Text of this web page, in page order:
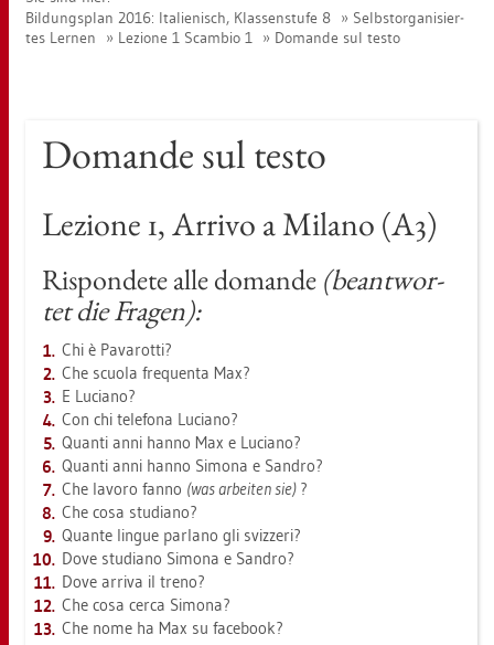
Bil­dungs­plan 2016: Ita­lie­nisch, Klas­sen­stu­fe 8
Selbst­or­ga­ni­sier­
tes Ler­nen
Le­zio­ne 1 Scam­bio 1 Do­man­de sul testo
Do­man­de sul testo
Le­zio­ne 1, Ar­ri­vo a Mi­la­no (A3)
Rispon­de­te alle do­man­de (be­ant­wor­
tet die Fra­gen):
Chi è Pa­va­rot­ti?
Che scuo­la fre­quen­ta Max?
E Lu­cia­no?
Con chi te­le­fo­na Lu­cia­no?
Quan­ti anni hanno Max e Lu­cia­no?
Quan­ti anni hanno Si­mo­na e San­dro?
Che la­voro fanno (was ar­bei­ten sie) ?
Che cosa stu­dia­no?
Quan­te lin­gue par­la­no gli sviz­ze­ri?
Dove stu­dia­no Si­mo­na e San­dro?
Dove ar­ri­va il treno?
Che cosa cerca Si­mo­na?
Che nome ha Max su face­book?